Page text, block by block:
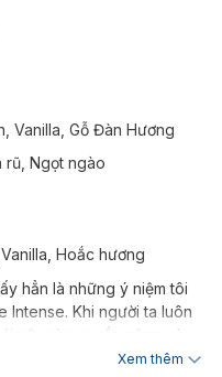
Vanilla, Gỗ Đàn Hương
rũ, Ngọt ngào
Hoắc hương
hẳn là những ý niệm tôi
Intense. Khi người ta luôn
nữ, của quyền năng và
hiểu ra lý do ẩn sau
Xem thêm